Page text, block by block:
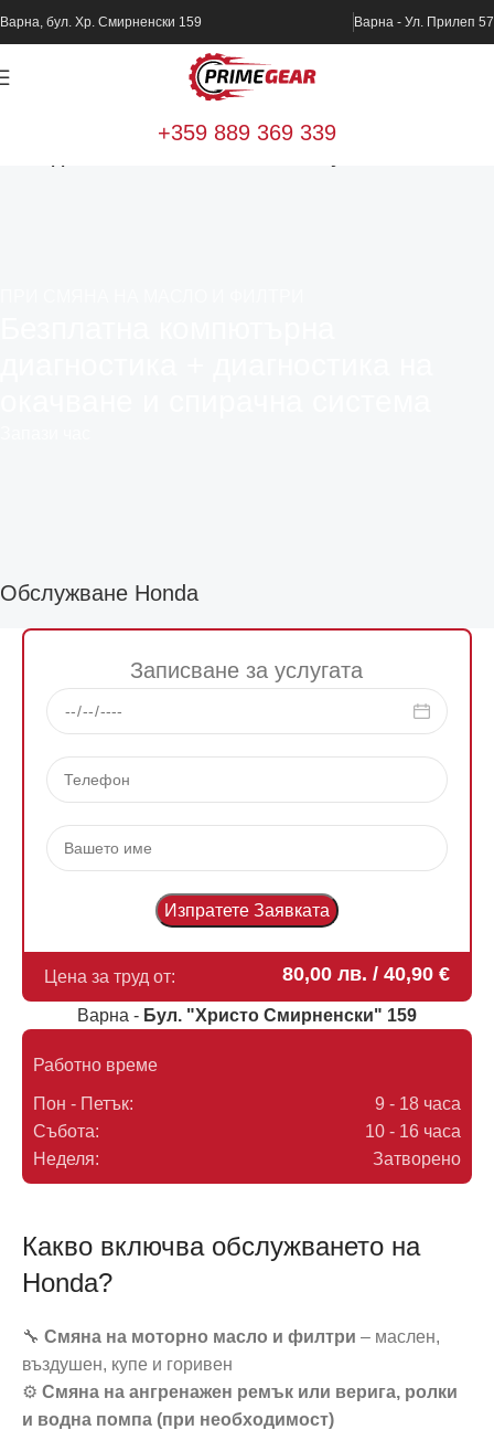
Варна, бул. Хр. Смирненски 159 Варна - Ул. Прилеп 57
+359 889 369 339
Обслужване Honda
Какво включва обслужването на
Honda?
🔧 Смяна на моторно масло и филтри – маслен,
въздушен, купе и горивен
⚙️ Смяна на ангренажен ремък или верига, ролки
и водна помпа (при необходимост)
Записване за услугата
Цена за труд от: 80,00 лв. / 40,90 €
Варна - Бул. "Христо Смирненски" 159
Работно време
Пон - Петък:
Събота:
Неделя:
9 - 18 часа
10 - 16 часа
Затворено